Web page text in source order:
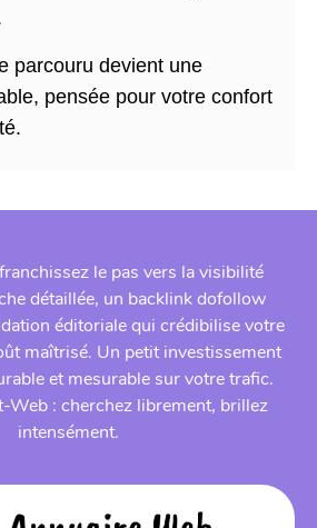
parcouru devient une
pensée pour votre confort
le pas vers la visibilité
détaillée, un backlink dofollow
éditoriale qui crédibilise votre
maîtrisé. Un petit investissement
et mesurable sur votre trafic.
: cherchez librement, brillez
intensément.